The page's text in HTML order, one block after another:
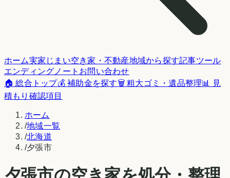
ホーム実家じまい空き家・不動産地域から探す記事ツール
エンディングノート お問い合わせ
🏠 総合トップ💰 補助金を探す🗑️ 粗大ゴミ・遺品整理📊 見
積もり確認項目
ホーム
/地域一覧
/北海道
/夕張市